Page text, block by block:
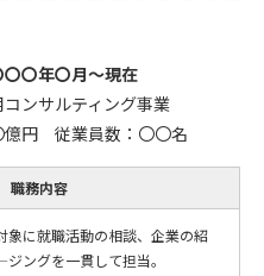
〇〇年〇月～現在
ンサルティング事業
円 従業員数：〇〇名
職務内容
象に就職活動の相談、企業の紹
ングを一貫して担当。